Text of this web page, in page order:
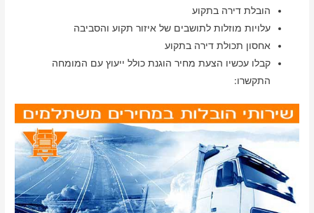
הובלת דירה בתקוע
עלויות מוזלות לתושבים של איזור תקוע והסביבה
אחסון תכולת דירה בתקוע
קבלו עכשיו הצעת מחיר הוגנת כולל ייעוץ עם המומחה
התקשרו: